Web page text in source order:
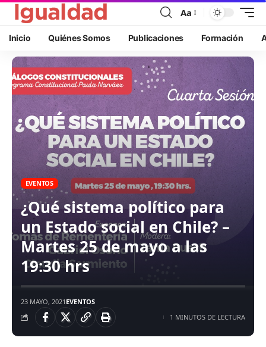
Aa
Inicio Quiénes Somos Publicaciones Formación
EVENTOS
¿Qué sistema político para
un Estado social en Chile? –
Martes 25 de mayo a las
19:30 hrs
23 MAYO, 2021 EVENTOS
1 MINUTOS DE LECTURA